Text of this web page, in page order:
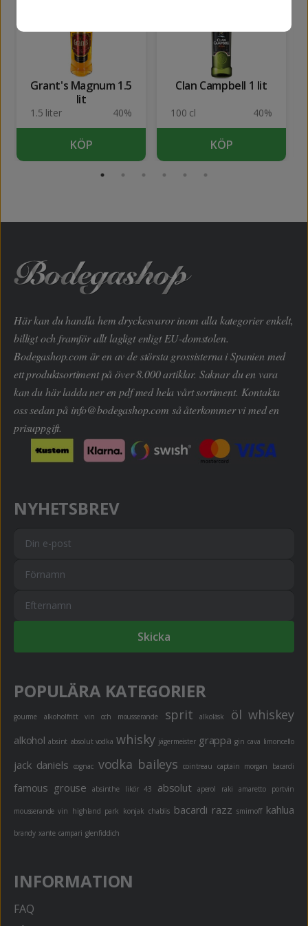
Grant's Magnum 1.5
lit
1.5 liter 40%
KÖP
Clan Campbell 1 lit
100 cl 40%
KÖP
Här kan du handla hem dryckesvaror inom alla kategorier enkelt,
billigt och framför allt lagligt enligt EU-domstolen.
Bodegashop.com är en av de största grossisterna i Spanien med
ett produktsortiment på över 8.000 artiklar. Saknar du en vara
kan du här ladda ner en pdf med hela vårt sortiment. Kontakta
oss sedan på info@bodegashop.com så återkommer vi med en
prisuppgift.
NYHETSBREV
Skicka
POPULÄRA KATEGORIER
gourme alkoholfritt vin och mousserande sprit alkoläsk öl whiskey
alkohol absint absolut vodka whisky jägermeister grappa gin cava limoncello
jack daniels cognac vodka baileys cointreau captain morgan bacardi
famous grouse absinthe likör 43 absolut aperol raki amaretto portvin
mousserande vin highland park konjak chablis bacardi razz smirnoff kahlua
brandy xante campari glenfiddich
INFORMATION
FAQ